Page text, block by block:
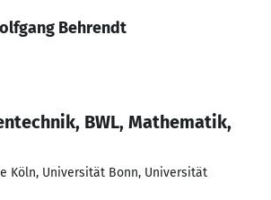
Behrendt
BWL, Mathematik,
Köln, Universität Bonn, Universität